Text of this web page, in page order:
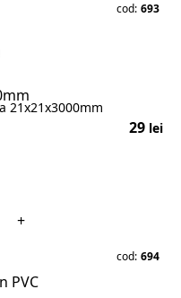
cod: 693
21x21x3000mm
29 lei
+
cod: 694